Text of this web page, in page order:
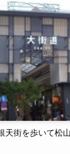
天街を歩いて松